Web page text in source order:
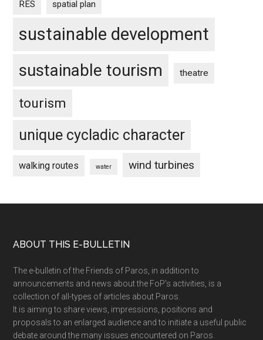
RES spatial plan
sustainable development
sustainable tourism theatre
tourism
unique cycladic character
walking routes water wind turbines
Footer
ABOUT THIS E-BULLETIN
The e-bulletin of the Friends of Paros, in addition to
announcements and news about the FoP’s activities, is a
collection of all-types of articles about Paros.
It is aiming to share views, impressions, positions and
proposals to an enlarged audience and to initiate a useful public
debate around the many issues encountered on Paros.